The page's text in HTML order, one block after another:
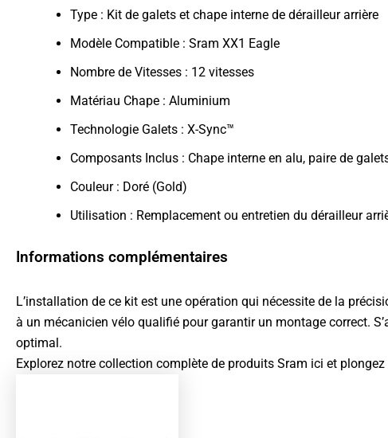
Type : Kit de galets et chape interne de dérailleur arrière
Modèle Compatible : Sram XX1 Eagle
Nombre de Vitesses : 12 vitesses
Matériau Chape : Aluminium
Technologie Galets : X-Sync™
Composants Inclus : Chape interne en alu, paire de
Couleur : Doré (Gold)
Utilisation : Remplacement ou entretien du dérailleur
Informations complémentaires
L’installation de ce kit est une opération qui nécessite de la
à un mécanicien vélo qualifié pour garantir un montage correct.
optimal.
Explorez notre collection complète de produits Sram ici et plongez